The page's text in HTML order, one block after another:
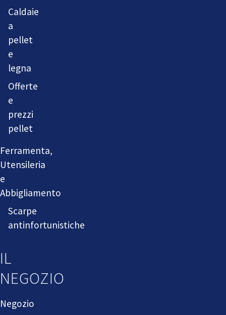
Caldaie
a
pellet
e
legna
Offerte
e
prezzi
pellet
Ferramenta,
Utensileria
e
Abbigliamento
Scarpe
antinfortunistiche
IL
NEGOZIO
Negozio